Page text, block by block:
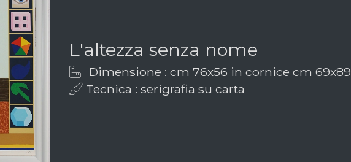
L'altezza senza nome
Dimensione : cm 76x56 in cornice cm 69x89
Tecnica : serigrafia su carta